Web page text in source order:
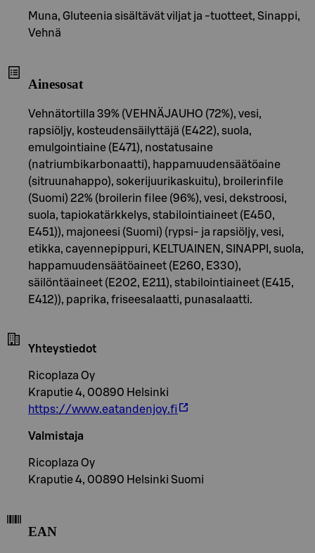
Muna, Gluteenia sisältävät viljat ja -tuotteet, Sinappi,
Vehnä
Ainesosat
Vehnätortilla 39% (VEHNÄJAUHO (72%), vesi,
rapsiöljy, kosteudensäilyttäjä (E422), suola,
emulgointiaine (E471), nostatusaine
(natriumbikarbonaatti), happamuudensäätöaine
(sitruunahappo), sokerijuurikaskuitu), broilerinfile
(Suomi) 22% (broilerin filee (96%), vesi, dekstroosi,
suola, tapiokatärkkelys, stabilointiaineet (E450,
E451)), majoneesi (Suomi) (rypsi- ja rapsiöljy, vesi,
etikka, cayennepippuri, KELTUAINEN, SINAPPI, suola,
happamuudensäätöaineet (E260, E330),
säilöntäaineet (E202, E211), stabilointiaineet (E415,
E412)), paprika, friseesalaatti, punasalaatti.
Yhteystiedot
Ricoplaza Oy
Kraputie 4, 00890 Helsinki
https://www.eatandenjoy.fi
Valmistaja
Ricoplaza Oy
Kraputie 4, 00890 Helsinki Suomi
EAN